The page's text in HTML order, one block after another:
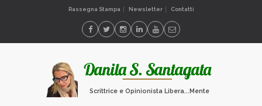
Rassegna Stampa Newsletter Contatti
Scrittrice e Opinionista Libera...Mente